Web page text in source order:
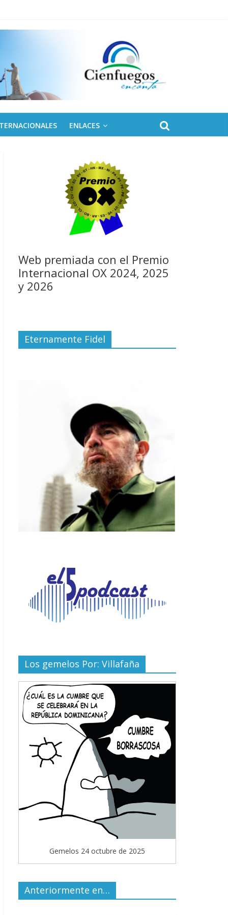
ENLACES
Web premiada con el Premio
Internacional OX 2024, 2025
y 2026
Eternamente Fidel
Los gemelos Por: Villafaña
Gemelos 24 octubre de 2025
Anteriormente en…